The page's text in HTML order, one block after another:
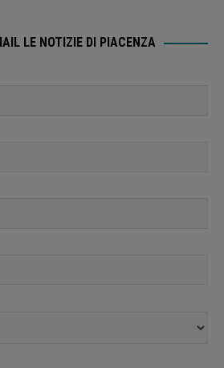
LE NOTIZIE DI PIACENZA